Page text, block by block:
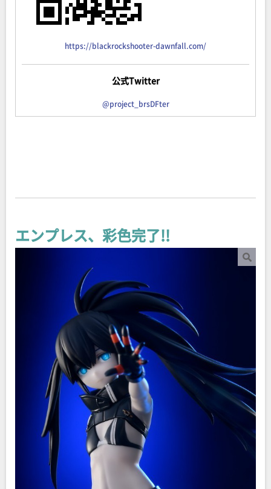
https://blackrockshooter-dawnfall.com/
公式Twitter
@project_brsDFter
エンプレス、彩色完了!!